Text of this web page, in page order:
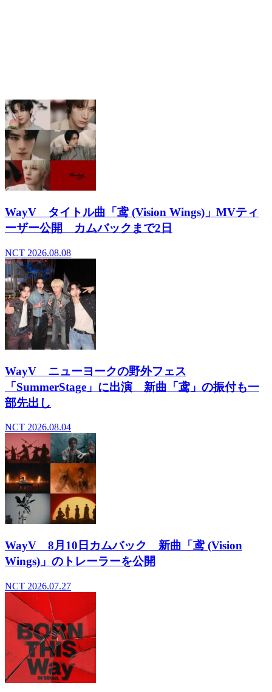
WayV タイトル曲「鸢 (Vision Wings)」MVティ
ーザー公開 カムバックまで2日
NCT 2026.08.08
WayV ニューヨークの野外フェス
「SummerStage」に出演 新曲「鸢」の振付も一
部先出し
NCT 2026.08.04
WayV 8月10日カムバック 新曲「鸢 (Vision
Wings)」のトレーラーを公開
NCT 2026.07.27